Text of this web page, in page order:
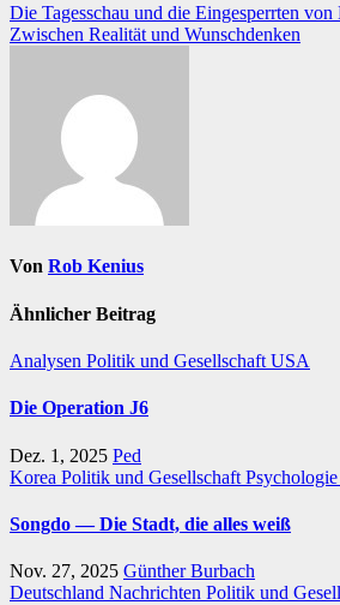
Beitragsnavigation
Die Tagesschau und die Eingesperrten
Zwischen Realität und Wunschdenken
Von Rob Kenius
Ähnlicher Beitrag
Analysen Politik und Gesellschaft USA
Die Operation J6
Dez. 1, 2025 Ped
Korea Politik und Gesellschaft
Songdo — Die Stadt, die alles weiß
Nov. 27, 2025 Günther Burbach
Deutschland Nachrichten Politik und